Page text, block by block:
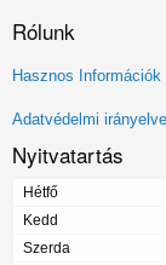
Rólunk
Lábléc
menü
Hasznos Információk
Adatvédelmi
Nyitvatartás
Hétfő
Kedd
Szerda